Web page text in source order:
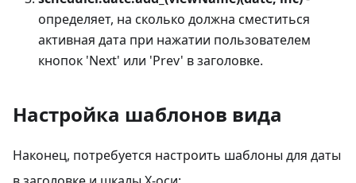
определяет, на сколько должна сместиться
активная дата при нажатии пользователем
кнопок 'Next' или 'Prev' в заголовке.
Настройка шаблонов вида
Наконец, потребуется настроить шаблоны для даты